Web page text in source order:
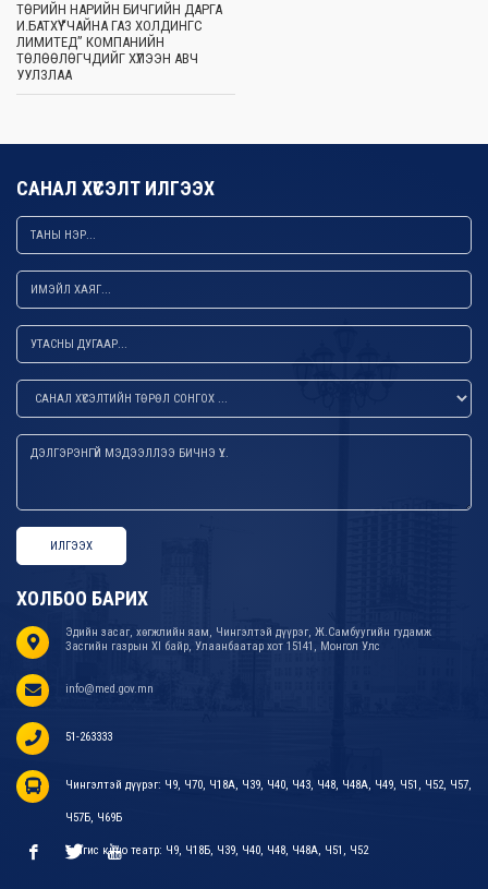
ТӨРИЙН НАРИЙН БИЧГИЙН ДАРГА
И.БАТХҮҮ “ЧАЙНА ГАЗ ХОЛДИНГС
ЛИМИТЕД” КОМПАНИЙН
ТӨЛӨӨЛӨГЧДИЙГ ХҮЛЭЭН АВЧ
УУЛЗЛАА
САНАЛ ХҮСЭЛТ ИЛГЭЭХ
ИЛГЭЭХ
ХОЛБОО БАРИХ
Эдийн засаг, хөгжлийн яам, Чингэлтэй дүүрэг, Ж.Самбуугийн гудамж
Засгийн газрын XI байр, Улаанбаатар хот 15141, Монгол Улс
info@med.gov.mn
51-263333
Чингэлтэй дүүрэг: Ч9, Ч70, Ч18А, Ч39, Ч40, Ч43, Ч48, Ч48А, Ч49, Ч51, Ч52, Ч57,
Ч57Б, Ч69Б
Тэнгис кино театр: Ч9, Ч18Б, Ч39, Ч40, Ч48, Ч48А, Ч51, Ч52